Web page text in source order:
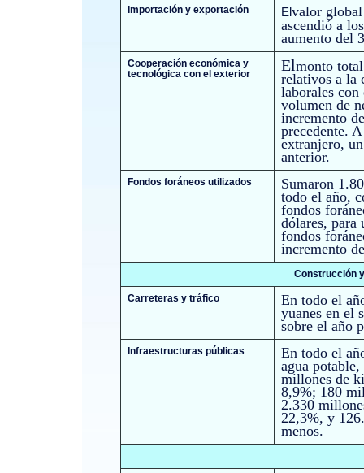
Importación y exportación Elvalor
ascendió a
aumento del
Cooperación económica y
tecnológica con el exterior
Elmonto
relativos a la
laborales
volumen de
incremento
precedente.
extranjero,
anterior.
Fondos foráneos utilizados
Sumaron
todo el año,
fondos
dólares, para
fondos
incremento
Construcción
Carreteras y tráfico
En todo el
yuanes en el
sobre el año
Infraestructuras públicas
En todo el
agua
millones de
8,9%; 180
2.330
22,3%, y
menos.